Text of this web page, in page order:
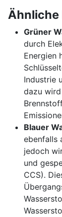
Ähnliche
Grüner
durch
Energien
Industrie
dazu
Blauer
ebenfalls
jedoch
und
CCS).